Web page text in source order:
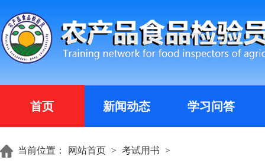
首页 新闻动态 学习问答
当前位置： 网站首页 > 考试用书 >